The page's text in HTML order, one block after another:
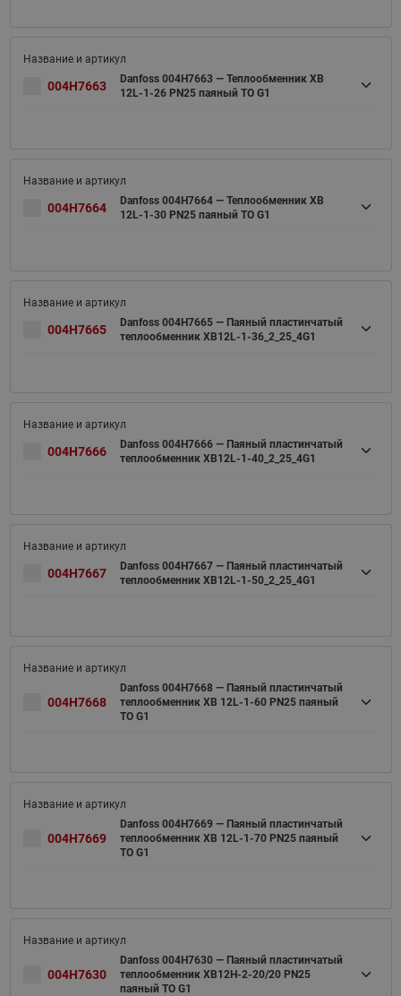
004H7663
Danfoss 004H7663 — Теплообменник XB
12L-1-26 PN25 паяный ТО G1
004H7664
Danfoss 004H7664 — Теплообменник XB
12L-1-30 PN25 паяный ТО G1
004H7665
Danfoss 004H7665 — Паяный пластинчатый
теплообменник XB12L-1-36_2_25_4G1
004H7666
Danfoss 004H7666 — Паяный пластинчатый
теплообменник XB12L-1-40_2_25_4G1
004H7667
Danfoss 004H7667 — Паяный пластинчатый
теплообменник XB12L-1-50_2_25_4G1
004H7668
Danfoss 004H7668 — Паяный пластинчатый
теплообменник XB 12L-1-60 PN25 паяный
ТО G1
004H7669
Danfoss 004H7669 — Паяный пластинчатый
теплообменник XB 12L-1-70 PN25 паяный
ТО G1
004H7630
Danfoss 004H7630 — Паяный пластинчатый
теплообменник XB12H-2-20/20 PN25
паяный ТО G1